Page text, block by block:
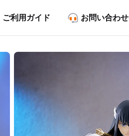
ご利用ガイド お問い合わせ